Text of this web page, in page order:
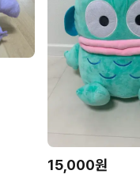
15,000원